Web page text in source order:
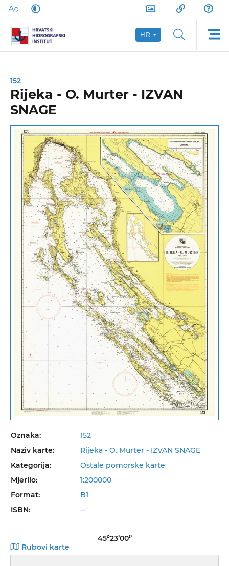
HR
Oznaka:
152
Naziv karte:
Rijeka - O. Murter - IZVAN SNAGE
Kategorija:
Ostale pomorske karte
Mjerilo:
1:200000
Format:
B1
ISBN:
--
Rubovi karte
45º23’00”
152
Rijeka - O. Murter - IZVAN
SNAGE